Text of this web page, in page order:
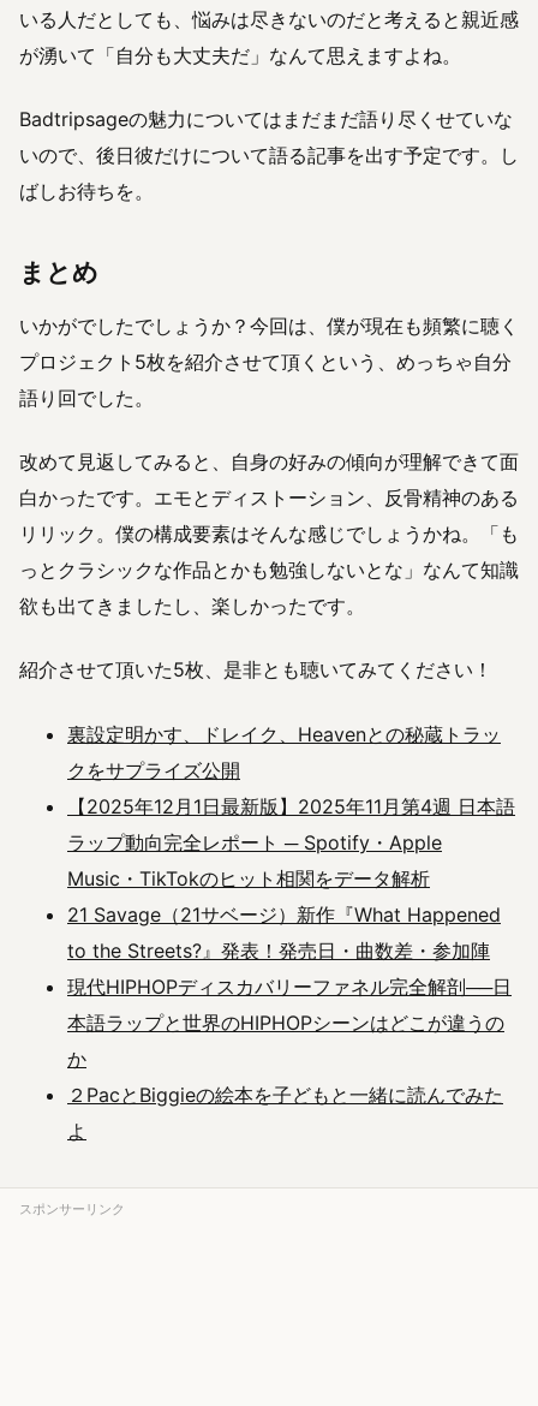
いる人だとしても、悩みは尽きないのだと考えると親近感
が湧いて「自分も大丈夫だ」なんて思えますよね。
Badtripsageの魅力についてはまだまだ語り尽くせていな
いので、後日彼だけについて語る記事を出す予定です。し
ばしお待ちを。
まとめ
いかがでしたでしょうか？今回は、僕が現在も頻繁に聴く
プロジェクト5枚を紹介させて頂くという、めっちゃ自分
語り回でした。
改めて見返してみると、自身の好みの傾向が理解できて面
白かったです。エモとディストーション、反骨精神のある
リリック。僕の構成要素はそんな感じでしょうかね。「も
っとクラシックな作品とかも勉強しないとな」なんて知識
欲も出てきましたし、楽しかったです。
紹介させて頂いた5枚、是非とも聴いてみてください！
裏設定明かす、ドレイク、Heavenとの秘蔵トラッ
クをサプライズ公開
【2025年12月1日最新版】2025年11月第4週 日本語
ラップ動向完全レポート ─ Spotify・Apple
Music・TikTokのヒット相関をデータ解析
21 Savage（21サベージ）新作『What Happened
to the Streets?』発表！発売日・曲数差・参加陣
現代HIPHOPディスカバリーファネル完全解剖──日
本語ラップと世界のHIPHOPシーンはどこが違うの
か
２PacとBiggieの絵本を子どもと一緒に読んでみた
よ
スポンサーリンク